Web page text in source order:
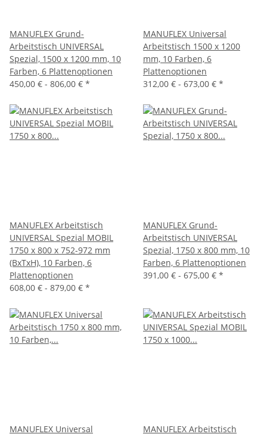
MANUFLEX Grund-
Arbeitstisch UNIVERSAL
Spezial, 1500 x 1200 mm, 10
Farben, 6 Plattenoptionen
450,00 € - 806,00 € *
MANUFLEX Universal
Arbeitstisch 1500 x 1200
mm, 10 Farben, 6
Plattenoptionen
312,00 € - 673,00 € *
MANUFLEX Arbeitstisch
UNIVERSAL Spezial MOBIL
1750 x 800 x 752-972 mm
(BxTxH), 10 Farben, 6
Plattenoptionen
608,00 € - 879,00 € *
MANUFLEX Grund-
Arbeitstisch UNIVERSAL
Spezial, 1750 x 800 mm, 10
Farben, 6 Plattenoptionen
391,00 € - 675,00 € *
MANUFLEX Universal
MANUFLEX Arbeitstisch